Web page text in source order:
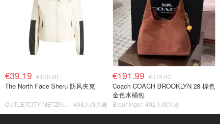
€39.19 €100.00
The North Face Sheru 防风夹克
498人感兴趣
€191.99 €375.00
Coach COACH BROOKLYN 28 棕色
金色水桶包
Breuninger 492人感兴趣